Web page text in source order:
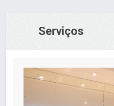
Serviços